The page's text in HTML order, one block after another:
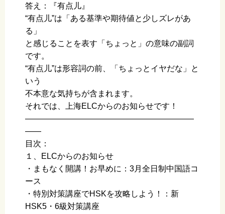
答え：『有点儿』
“有点儿”は「ある基準や期待値と少しズレがあ
る」
と感じることを表す「ちょっと」の意味の副詞
です。
“有点儿”は形容詞の前、「ちょっとイヤだな」と
いう
不本意な気持ちが含まれます。
それでは、上海ELCからのお知らせです！
—————————————————————
——
目次：
１、ELCからのお知らせ
・まもなく開講！お早めに：3月全日制中国語コ
ース
・特別対策講座でHSKを攻略しよう！：新
HSK5・6級対策講座